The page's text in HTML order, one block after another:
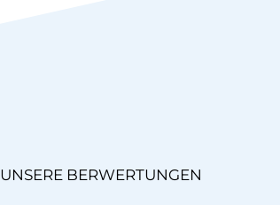
UNSERE BERWERTUNGEN